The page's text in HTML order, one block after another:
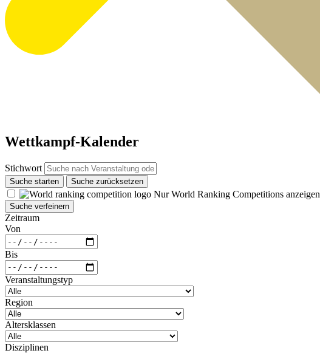
Wettkampf-Kalender
Stichwort
Suche starten Suche zurücksetzen
Nur World Ranking Competitions anzeigen
Suche verfeinern
Zeitraum
Von
Bis
Veranstaltungstyp
Region
Altersklassen
Disziplinen